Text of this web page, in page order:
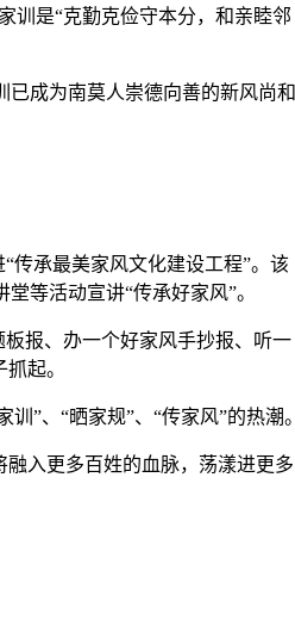
训是“克勤克俭守本分，和亲睦邻
成为南莫人崇德向善的新风尚和
承最美家风文化建设工程”。该
等活动宣讲“传承好家风”。
报、办一个好家风手抄报、听一
起。
”、“晒家规”、“传家风”的热潮。
入更多百姓的血脉，荡漾进更多